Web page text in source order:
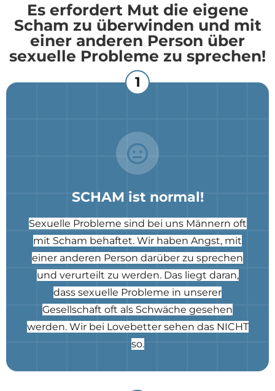
Es erfordert Mutdie eigene
Scham zu überwinden und mit
einer anderen Person über
sexuelle Probleme zu sprechen!
1
SCHAM ist normal!
Sexuelle Probleme sind bei uns Männern oft
mit Scham behaftet. Wir haben Angst, mit
einer anderen Person darüber zu sprechen
und verurteilt zu werden. Das liegt daran,
dass sexuelle Probleme in unserer
Gesellschaft oft als Schwäche gesehen
werden. Wir bei Lovebetter sehen das NICHT
so.